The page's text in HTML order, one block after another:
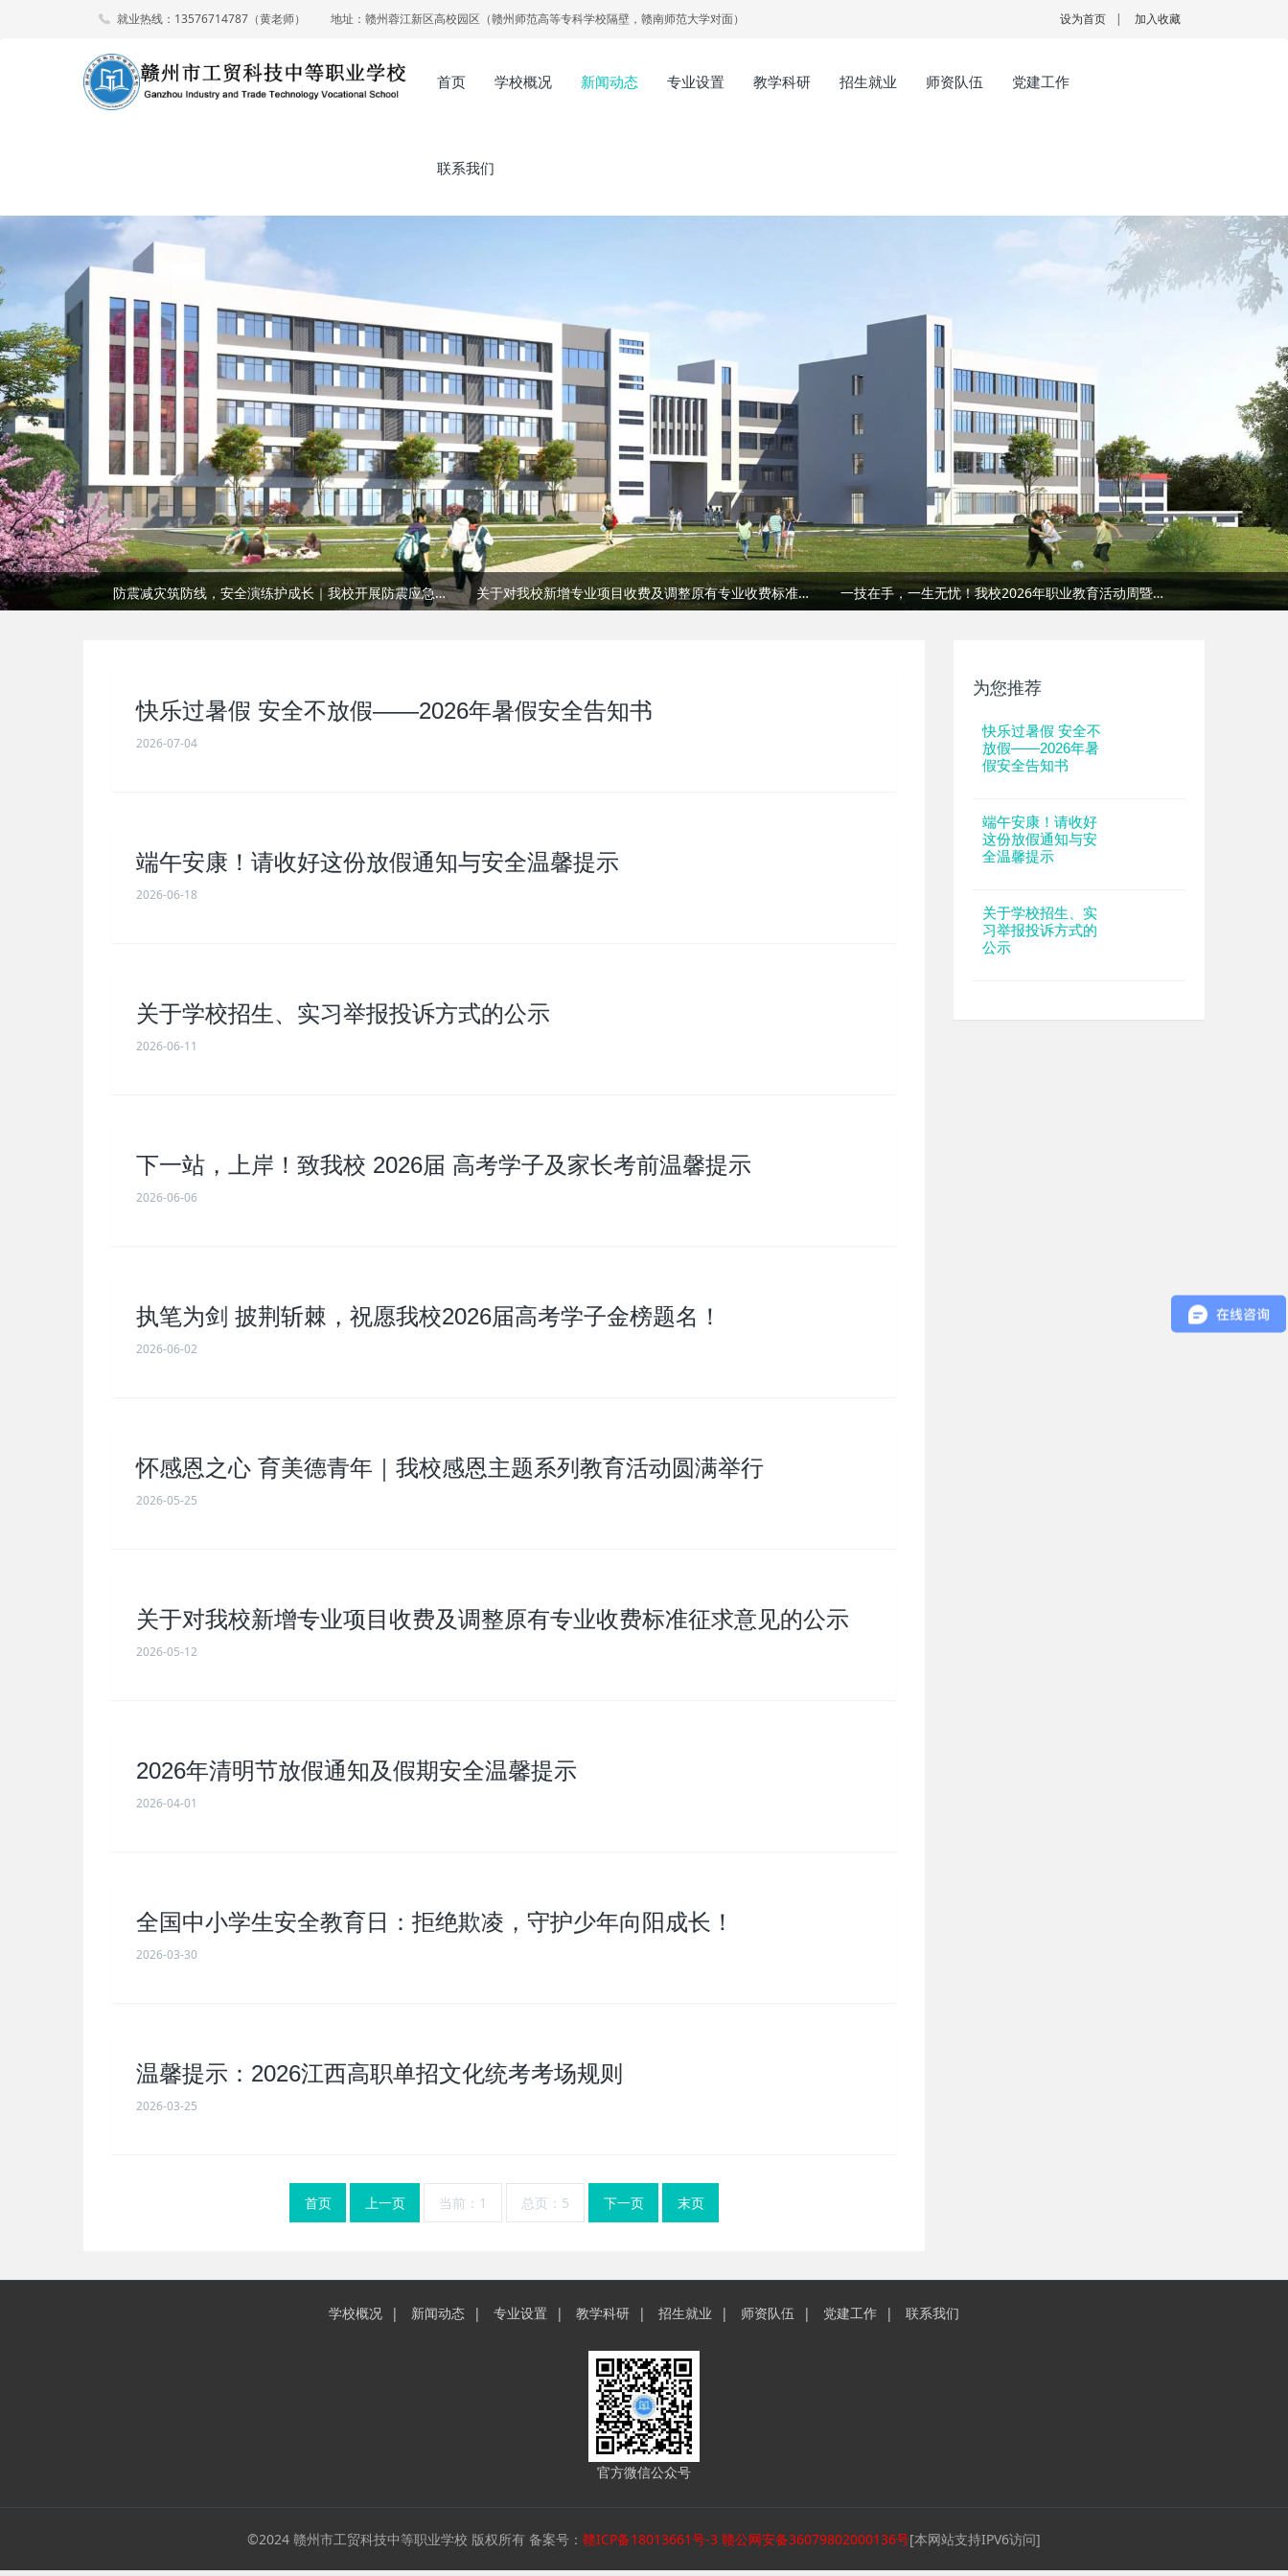
就业热线：13576714787（黄老师） 地址：赣州蓉江新区高校园区（赣州师范高等专科学校隔壁，赣南师范大学对面） 设为首页 | 加入收藏
首页 学校概况 新闻动态 专业设置 教学科研 招生就业 师资队伍 党建工作
联系我们
喜报 | 我校学子在赣州蓉江新区演讲比赛中斩获一等奖！
缅怀先烈志 砥砺少年行 | 赣州市工贸科技中等职业学校开展清明祭英烈主题活动
喜报！我校教师斩获省级赛事奖项
快乐过暑假 安全不放假——2026年暑假安全告知书
喜报！我校党支部获评蓉江新区“先进基层党组织”
端午安康！请收好这份放假通知与安全温馨提示
关于学校招生、实习举报投诉方式的公示
下一站，上岸！致我校 2026届 高考学子及家长考前温馨提示
执笔为剑 披荆斩棘，祝愿我校2026届高考学子金榜题名！
​我校举行2024-2025学年度国家奖学金颁奖典礼暨“第九届身边的标杆学生”表彰大会
怀感恩之心 育美德青年｜我校感恩主题系列教育活动圆满举行
把握职教高考新机遇，解锁多元升学新赛道
以案为鉴守底线，法治护航青春路｜我校开展法治警示教育活动
以赛促学强技能，匠心筑梦展风采 | 赣州市工贸科技中等职业学校第六届技能大赛圆满举办
防震减灾筑防线，安全演练护成长｜我校开展防震应急疏散演练活动
关于对我校新增专业项目收费及调整原有专业收费标准征求意见的公示
一技在手，一生无忧！我校2026年职业教育活动周暨校园开放日圆满收官
校校联动聚合力，协同育人启新程——赣南师范大学科技学院院长朱钦胜一行莅临我校考察调研并授牌
燃动校园，逐梦赛场｜我校第十一届趣味运动会圆满落幕！
校际携手促发展，交流互鉴共提升｜金华职业技术大学一行莅临我校考察交流
快乐过暑假 安全不放假——2026年暑假安全告知书
2026-07-04
端午安康！请收好这份放假通知与安全温馨提示
2026-06-18
关于学校招生、实习举报投诉方式的公示
2026-06-11
下一站，上岸！致我校 2026届 高考学子及家长考前温馨提示
2026-06-06
执笔为剑 披荆斩棘，祝愿我校2026届高考学子金榜题名！
2026-06-02
怀感恩之心 育美德青年｜我校感恩主题系列教育活动圆满举行
2026-05-25
关于对我校新增专业项目收费及调整原有专业收费标准征求意见的公示
2026-05-12
2026年清明节放假通知及假期安全温馨提示
2026-04-01
全国中小学生安全教育日：拒绝欺凌，守护少年向阳成长！
2026-03-30
温馨提示：2026江西高职单招文化统考考场规则
2026-03-25
首页 上一页 当前：1 总页：5 下一页 末页
为您推荐
快乐过暑假 安全不
放假——2026年暑
假安全告知书
端午安康！请收好
这份放假通知与安
全温馨提示
关于学校招生、实
习举报投诉方式的
公示
学校概况 新闻动态 专业设置 教学科研 招生就业 师资队伍 党建工作 联系我们
官方微信公众号
©2024 赣州市工贸科技中等职业学校 版权所有 备案号： 赣ICP备18013661号-3 赣公网安备36079802000136号[本网站支持IPV6访问]